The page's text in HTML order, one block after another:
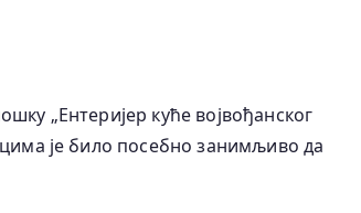
„Ентеријер куће војвођанског
је било посебно занимљиво да